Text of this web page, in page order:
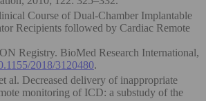
Course of Dual-Chamber Implantable
Recipients followed by Cardiac Remote
Registry. BioMed Research International,
2018/3120480.
al. Decreased delivery of inappropriate
monitoring of ICD: a substudy of the